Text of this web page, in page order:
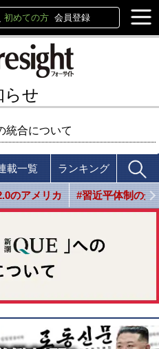
初めての方 会員登録
らせ
統合について
載一覧 ランキング
のアメリカ #習近平体制の光